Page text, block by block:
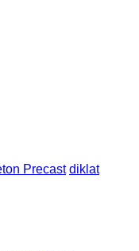
Precast diklat